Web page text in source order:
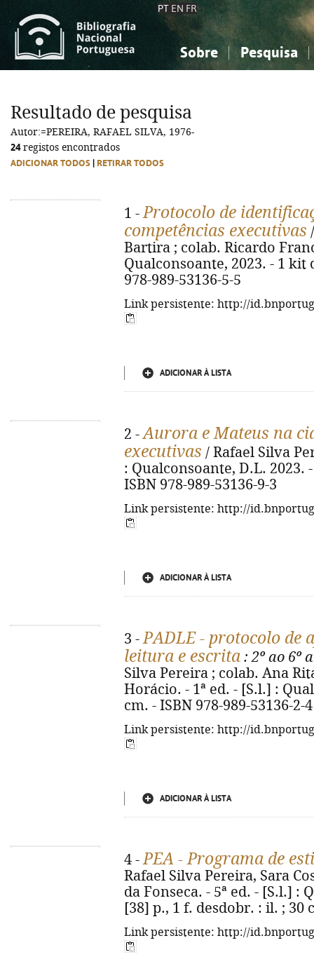
PT EN FR
Sobre Pesquisa
Ciências sociais...
Ciências sociais...
Resultado de pesquisa
Autor:=PEREIRA, RAFAEL SILVA, 1976-
24registos encontrados
ADICIONAR TODOS RETIRAR TODOS
1 -Protocolo de
competências executivas
Bartira ; colab. Ricardo
Qualconsoante, 2023. - 1 kit
978-989-53136-5-5
Link persistente: http://
ADICIONAR À LISTA
2 -Aurora e Mateus na
executivas / Rafael Silva
: Qualconsoante, D.L. 2023.
ISBN 978-989-53136-9-3
Link persistente: http://
ADICIONAR À LISTA
3 -PADLE - protocolo de
leitura e escrita : 2º ao 6º
Silva Pereira ; colab. Ana
Horácio. - 1ª ed. - [S.l.] :
cm. - ISBN 978-989-53136-2-4
Link persistente: http://
ADICIONAR À LISTA
4 -PEA - Programa de
Rafael Silva Pereira, Sara
da Fonseca. - 5ª ed. - [S.l.] :
[38] p., 1 f. desdobr. : il. ; 30
Link persistente: http://